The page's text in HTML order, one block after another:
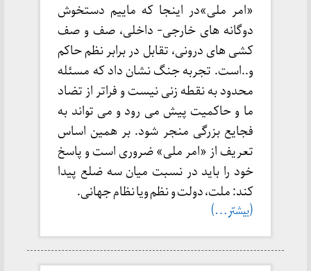
«امر ملی»در اینجا که ماییم دستخوش
دوگانه های خارجی- داخلی، صف و صف
کشی های درونی، تقابل در برابر نظم حاکم
و..است. تجربه جنگ نشان داد که مسئله
محدود به نقطه زنی نیست و فراتر از تضاد
ما و حاکمیت پیش می رود و می تواند به
فجایع بزرگی منجر شود. بر همین اساس
تعریف از «امر ملی» ضروری است و پاسخ
خود را باید در نسبت میان سه ضلع پیدا
کند: ملت، دولت و نظم ویا نظام جهانی.
(بیشتر…)